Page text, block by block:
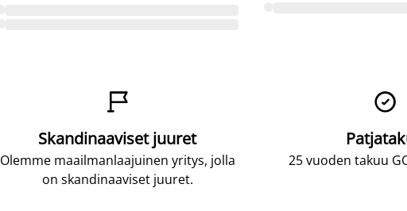

Skandinaaviset juuret
Olemme maailmanlaajuinen yritys, jolla
on skandinaaviset juuret.

25 vuoden takuu